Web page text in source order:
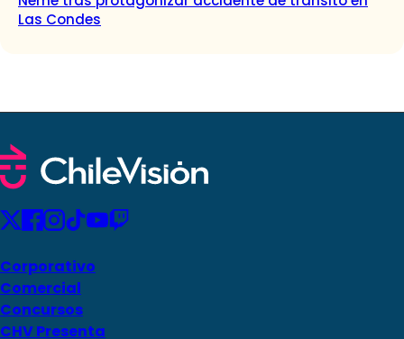
Las Condes
Corporativo
Comercial
Concursos
CHV Presenta